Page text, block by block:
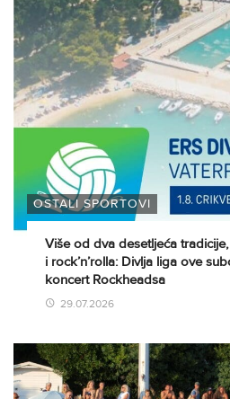
OSTALI SPORTOVI
Više od dva desetljeća
i rock’n’rolla: Divlja liga ove
koncert Rockheadsa
29.07.2026